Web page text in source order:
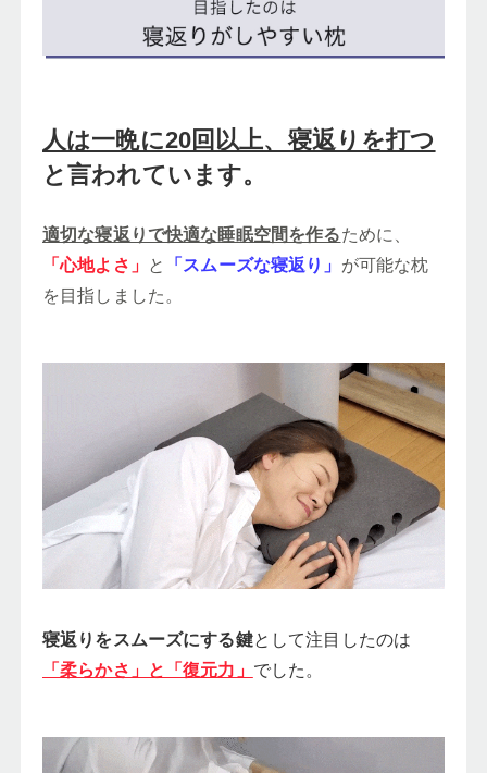
人は一晩に20回以上、寝返りを打つ
と言われています。
適切な寝返りで快適な睡眠空間を作るために、
「心地よさ」 と 「スムーズな寝返り」 が可能な枕
を目指しました。
寝返りをスムーズにする鍵として注目したのは
「柔らかさ」と「復元力」 でした。